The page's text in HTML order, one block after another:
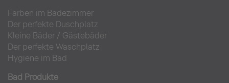
Farben im Badezimmer
Der perfekte Duschplatz
Kleine Bäder / Gästebäder
Der perfekte Waschplatz
Hygiene im Bad
Bad Produkte